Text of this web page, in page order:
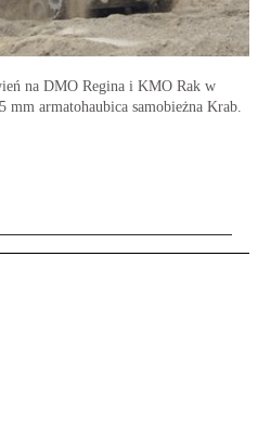
na DMO Regina i KMO Rak w
armatohaubica samobieżna Krab.